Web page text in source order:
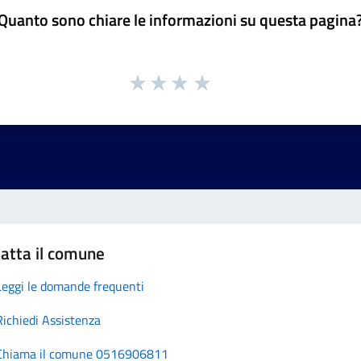
sono chiare le informazioni su questa
il comune
le domande frequenti
Assistenza
il comune 0516906811